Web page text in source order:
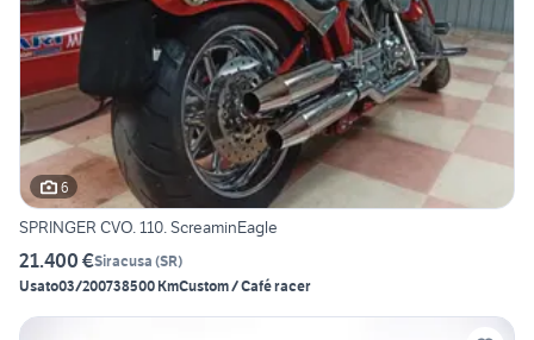
6
SPRINGER CVO. 110. ScreaminEagle
21.400 €Siracusa (SR)
Usato03/200738500 KmCustom / Café racer